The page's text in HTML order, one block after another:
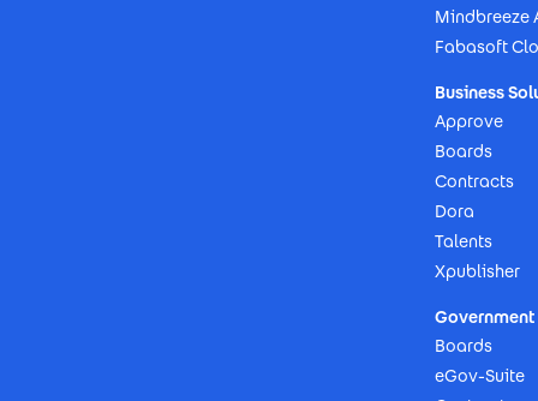
Mindbreeze
Fabasoft
Business
Approve
Boards
Contracts
Dora
Talents
Xpublisher
Boards
eGov-Suite